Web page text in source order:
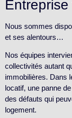
Nous sommes
et ses alentours…
Nos équipes
collectivités autant
immobilières. Dans
locatif, une panne
des défauts qui
logement.